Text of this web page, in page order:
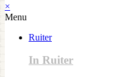
×
Menu
Ruiter
In Ruiter